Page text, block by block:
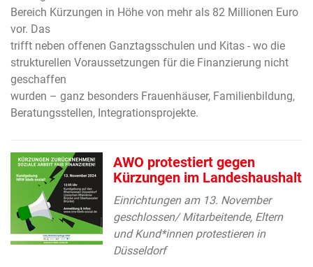
Bereich Kürzungen in Höhe von mehr als 82 Millionen Euro
vor. Das
trifft neben offenen Ganztagsschulen und Kitas - wo die
strukturellen Voraussetzungen für die Finanzierung nicht
geschaffen
wurden – ganz besonders Frauenhäuser, Familienbildung,
Beratungsstellen, Integrationsprojekte.
AWO protestiert gegen
Kürzungen im Landeshaushalt
Einrichtungen am 13. November
geschlossen/ Mitarbeitende, Eltern
und Kund*innen protestieren in
Düsseldorf